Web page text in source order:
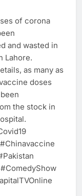
of corona
and wasted in
Lahore.
as many as
doses
the stock in
बढ़ेंगी सुविधाएं: 67%